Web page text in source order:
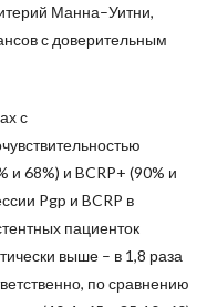
Манна–Уитни,
с доверительным
с
и 68%) и BCRP+ (90% и
Pgp и BCRP в
пациенток
выше – в 1,8 раза
по сравнению